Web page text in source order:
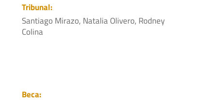
Tribunal:
Santiago Mirazo, Natalia Olivero, Rodney
Colina
Beca: